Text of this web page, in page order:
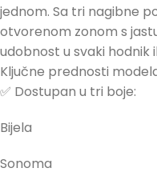
jednom. Sa tri nagibne
otvorenom zonom s
udobnost u svaki hodnik
Ključne prednosti
✅ Dostupan u tri boje:
Bijela
Sonoma